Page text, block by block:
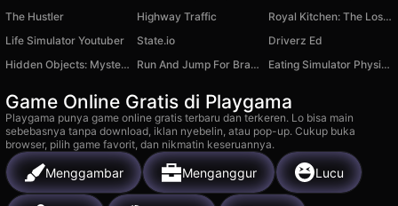
The Hustler
Highway Traffic
Royal Kitchen: The Lost King
Life Simulator Youtuber
State.io
Driverz Ed
Hidden Objects: Mystery of the Mansion
Run And Jump For Brainrot Eating Simulator Physical Food Puzzle
Game Online Gratis di Playgama
Playgama punya game online gratis terbaru dan terkeren. Lo bisa main
sebebasnya tanpa download, iklan nyebelin, atau pop-up. Cukup buka
browser, pilih game favorit, dan nikmatin keseruannya.
Menggambar Menganggur Lucu